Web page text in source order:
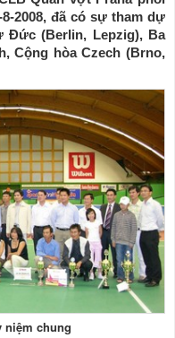
2008, đã có sự tham dự
Đức (Berlin, Lepzig), Ba
Cộng hòa Czech (Brno,
niệm chung